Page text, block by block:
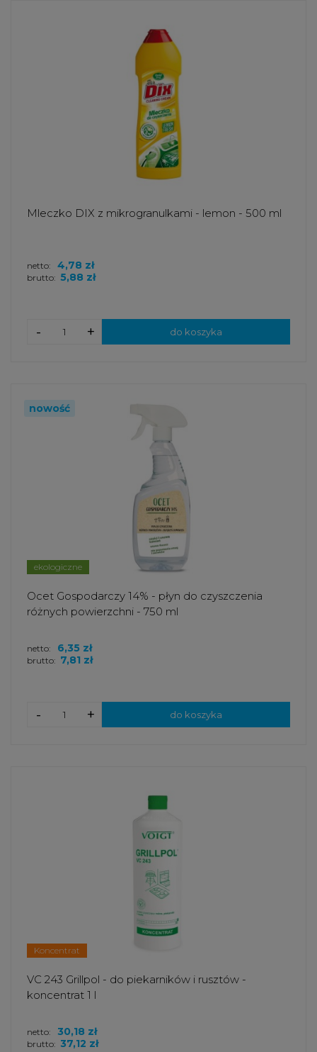
Mleczko DIX z mikrogranulkami - lemon - 500 ml
brutto: 5,88 zł
netto: 4,78 zł
+
- do koszyka
ekologiczne
Ocet Gospodarczy 14% - płyn do czyszczenia
różnych powierzchni - 750 ml
brutto: 7,81 zł
netto: 6,35 zł
+
- do koszyka
nowość
Koncentrat
VC 243 Grillpol - do piekarników i rusztów -
koncentrat 1 l
brutto: 37,12 zł
netto: 30,18 zł